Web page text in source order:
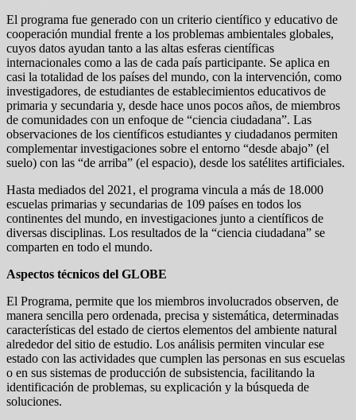
El programa fue generado con un criterio científico y educativo de
cooperación mundial frente a los problemas ambientales globales,
cuyos datos ayudan tanto a las altas esferas científicas
internacionales como a las de cada país participante. Se aplica en
casi la totalidad de los países del mundo, con la intervención, como
investigadores, de estudiantes de establecimientos educativos de
primaria y secundaria y, desde hace unos pocos años, de miembros
de comunidades con un enfoque de “ciencia ciudadana”. Las
observaciones de los científicos estudiantes y ciudadanos permiten
complementar investigaciones sobre el entorno “desde abajo” (el
suelo) con las “de arriba” (el espacio), desde los satélites artificiales.
Hasta mediados del 2021, el programa vincula a más de 18.000
escuelas primarias y secundarias de 109 países en todos los
continentes del mundo, en investigaciones junto a científicos de
diversas disciplinas. Los resultados de la “ciencia ciudadana” se
comparten en todo el mundo.
Aspectos técnicos del GLOBE
El Programa, permite que los miembros involucrados observen, de
manera sencilla pero ordenada, precisa y sistemática, determinadas
características del estado de ciertos elementos del ambiente natural
alrededor del sitio de estudio. Los análisis permiten vincular ese
estado con las actividades que cumplen las personas en sus escuelas
o en sus sistemas de producción de subsistencia, facilitando la
identificación de problemas, su explicación y la búsqueda de
soluciones.